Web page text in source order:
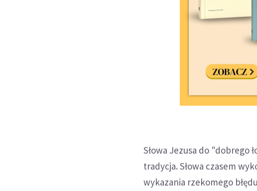
Słowa Jezusa do "dobrego
tradycja. Słowa czasem
wykazania rzekomego